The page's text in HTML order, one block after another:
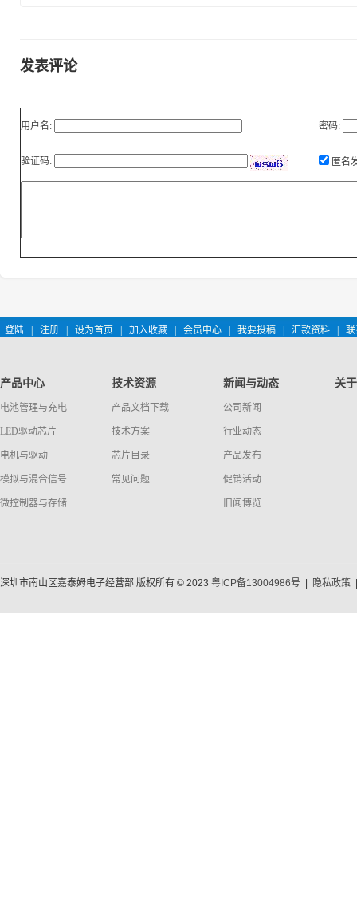
发表评论
用户名: 密码:
验证码: 匿名
登陆 注册 设为首页 加入收藏 会员中心 我要投稿 汇款资料
产品中心
电池管理与充电
LED驱动芯片
电机与驱动
模拟与混合信号
微控制器与存储
技术资源
产品文档下载
技术方案
芯片目录
常见问题
新闻与动态
公司新闻
行业动态
产品发布
促销活动
旧闻博览
关
深圳市南山区嘉泰姆电子经营部 版权所有 © 2023 粤ICP备13004986号 隐私政策